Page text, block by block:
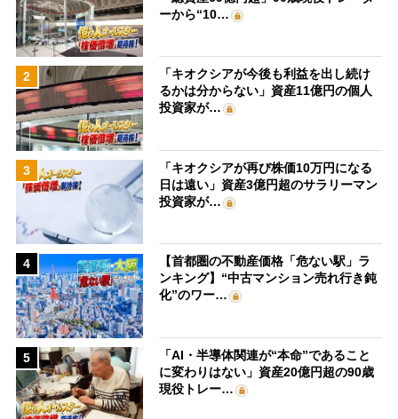
ーから“10…
2
「キオクシアが今後も利益を出し続け
るかは分からない」資産11億円の個人
投資家が…
3
「キオクシアが再び株価10万円になる
日は遠い」資産3億円超のサラリーマン
投資家が…
4
【首都圏の不動産価格「危ない駅」ラ
ンキング】“中古マンション売れ行き鈍
化”のワー…
5
「AI・半導体関連が“本命”であること
に変わりはない」資産20億円超の90歳
現役トレー…